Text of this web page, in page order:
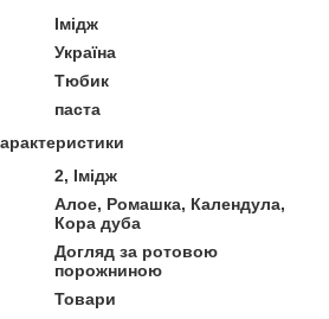
Імідж
Україна
Тюбик
паста
2, Імідж
Алое, Ромашка, Календула,
Кора дуба
Догляд за ротовою
порожниною
Товари